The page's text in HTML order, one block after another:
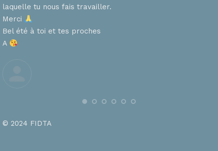
laquelle tu nous fais travailler.
Merci
Bel été à toi et tes proches
A
© 2024 FIDTA